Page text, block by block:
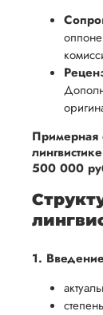
Примерная
500 000
1.